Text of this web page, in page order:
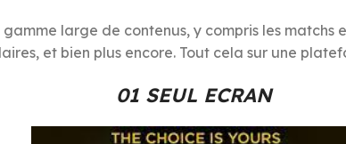
large de contenus, y compris les matchs
et bien plus encore. Tout cela sur une
01 SEUL ECRAN